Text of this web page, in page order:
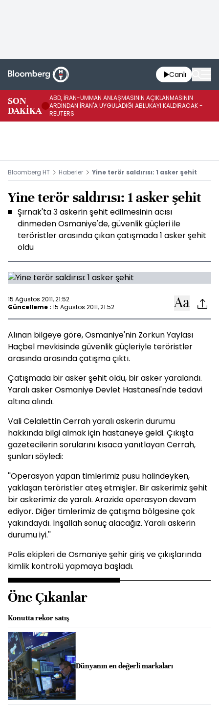
Canlı
SON
DAKİKA
ABD, İRAN-UMMAN ANLAŞMASININ AÇIKLANMASININ
ARDINDAN İRAN'A UYGULADIĞI ABLUKAYI KALDIRACAK -
REUTERS
Bloomberg HT Haberler Yine terör saldırısı: 1 asker şehit
Yine terör saldırısı: 1 asker şehit
Şırnak'ta 3 askerin şehit edilmesinin acısı
dinmeden Osmaniye'de, güvenlik güçleri ile
teröristler arasında çıkan çatışmada 1 asker şehit
oldu
15 Ağustos 2011, 21:52
Güncelleme : 15 Ağustos 2011, 21:52
Alınan bilgeye göre, Osmaniye'nin Zorkun Yaylası
Haçbel mevkisinde güvenlik güçleriyle teröristler
arasında arasında çatışma çıktı.
Çatışmada bir asker şehit oldu, bir asker yaralandı.
Yaralı asker Osmaniye Devlet Hastanesi'nde tedavi
altına alındı.
Vali Celalettin Cerrah yaralı askerin durumu
hakkında bilgi almak için hastaneye geldi. Çıkışta
gazetecilerin sorularını kısaca yanıtlayan Cerrah,
şunları söyledi:
''Operasyon yapan timlerimiz pusu halindeyken,
yaklaşan teröristler ateş etmişler. Bir askerimiz şehit
bir askerimiz de yaralı. Arazide operasyon devam
ediyor. Diğer timlerimiz de çatışma bölgesine çok
yakındaydı. İnşallah sonuç alacağız. Yaralı askerin
durumu iyi.''
Polis ekipleri de Osmaniye şehir giriş ve çıkışlarında
kimlik kontrolü yapmaya başladı.
Öne Çıkanlar
Konutta rekor satış
Dünyanın en değerli markaları